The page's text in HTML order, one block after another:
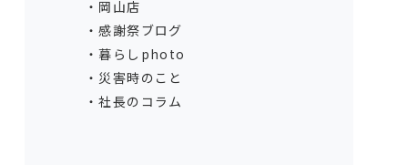
岡山店
感謝祭ブログ
暮らしphoto
災害時のこと
社長のコラム